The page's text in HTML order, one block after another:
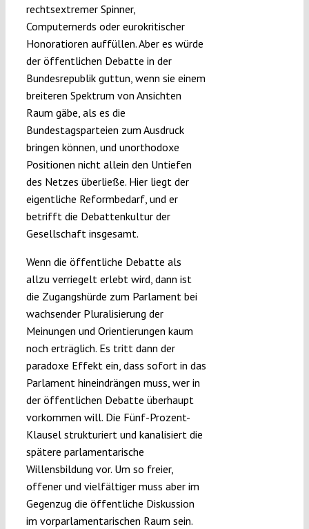
rechtsextremer Spinner,
Computernerds oder eurokritischer
Honoratioren auffüllen. Aber es würde
der öffentlichen Debatte in der
Bundesrepublik guttun, wenn sie einem
breiteren Spektrum von Ansichten
Raum gäbe, als es die
Bundestagsparteien zum Ausdruck
bringen können, und unorthodoxe
Positionen nicht allein den Untiefen
des Netzes überließe. Hier liegt der
eigentliche Reformbedarf, und er
betrifft die Debattenkultur der
Gesellschaft insgesamt.
Wenn die öffentliche Debatte als
allzu verriegelt erlebt wird, dann ist
die Zugangshürde zum Parlament bei
wachsender Pluralisierung der
Meinungen und Orientierungen kaum
noch erträglich. Es tritt dann der
paradoxe Effekt ein, dass sofort in das
Parlament hineindrängen muss, wer in
der öffentlichen Debatte überhaupt
vorkommen will. Die Fünf-Prozent-
Klausel strukturiert und kanalisiert die
spätere parlamentarische
Willensbildung vor. Um so freier,
offener und vielfältiger muss aber im
Gegenzug die öffentliche Diskussion
im vorparlamentarischen Raum sein.